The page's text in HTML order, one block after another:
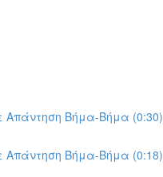
Απάντηση Βήμα-Βήμα (0:30)
Απάντηση Βήμα-Βήμα (0:18)